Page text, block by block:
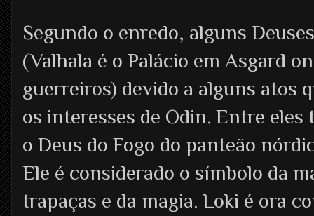
Segundo o enredo, alguns
(Valhala é o Palácio em Asgard
guerreiros) devido a alguns atos
os interesses de Odin. Entre
o Deus do Fogo do panteão
Ele é considerado o símbolo da
trapaças e da magia. Loki é ora